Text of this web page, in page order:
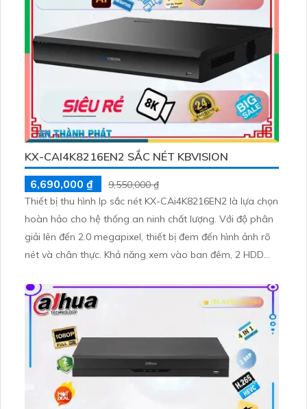
KX-CAI4K8216EN2 SẮC NÉT KBVISION
6,690,000 ₫
9,550,000 ₫
Thiết bị thu hình Ip sắc nét KX-CAi4K8216EN2 là lựa chọn
hoàn hảo cho hệ thống an ninh chất lượng. Với độ phân
giải lên đến 2.0 megapixel, thiết bị đem đến hình ảnh rõ
nét và chân thực. Khả năng xem vào ban đêm, 2 HDD
chất lượng hình ảnh